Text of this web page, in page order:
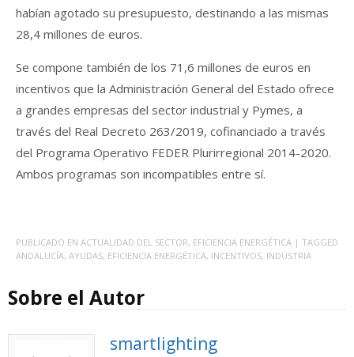
habían agotado su presupuesto, destinando a las mismas
28,4 millones de euros.
Se compone también de los 71,6 millones de euros en
incentivos que la Administración General del Estado ofrece
a grandes empresas del sector industrial y Pymes, a
través del Real Decreto 263/2019, cofinanciado a través
del Programa Operativo FEDER Plurirregional 2014-2020.
Ambos programas son incompatibles entre sí.
PUBLICADO EN ACTUALIDAD DEL SECTOR, EFICIENCIA ENERGÉTICA | TAGGED
ANDALUCÍA, AYUDAS, EFICIENCIA ENERGÉTICA, INCENTIVOS, INDUSTRIA
Sobre el Autor
smartlighting